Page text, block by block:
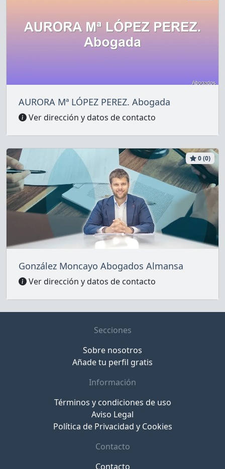
AURORA Mª LÓPEZ PEREZ. Abogada
Ver dirección y datos de contacto
0 (0)
González Moncayo Abogados Almansa
Ver dirección y datos de contacto
Secciones
Sobre nosotros
Añade tu perfil gratis
Información
Términos y condiciones de uso
Aviso Legal
Política de Privacidad y Cookies
Contacto
Contacto